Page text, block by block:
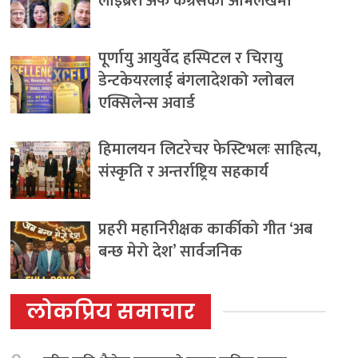
पूर्णायु आयुर्वेद हस्पिटल र चिरायु
डेन्टकेयरलाई बंगलादेशको ग्लोबल
एक्सिलेन्स अवार्ड
हिमालयन लिटरेचर फेस्टिभलः साहित्य,
संस्कृति र अन्तर्राष्ट्रिय सहकार्य
प्रहरी महानिरीक्षक कार्कीको गीत ‘अब
बन्छ मेरो देश’ सार्वजनिक
लोकप्रिय समाचार